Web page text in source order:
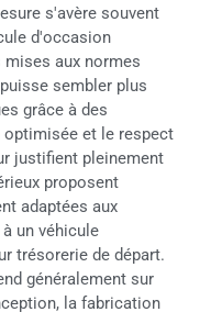
s'avère souvent
d'occasion
aux normes
sembler plus
grâce à des
optimisée et le respect
justifient pleinement
proposent
adaptées aux
un véhicule
trésorerie de départ.
généralement sur
la fabrication